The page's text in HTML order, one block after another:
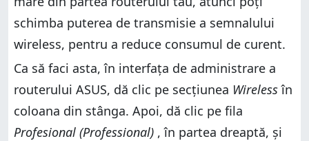
schimba puterea de transmisie a semnalului
wireless, pentru a reduce consumul de curent.
Ca să faci asta, în interfața de administrare a
routerului ASUS, dă clic pe secțiunea Wirelessîn
coloana din stânga. Apoi, dă clic pe fila
Profesional (Professional) , în partea dreaptă, și